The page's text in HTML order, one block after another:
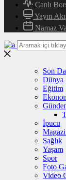
Canlı
Yayın
Namaz
Son
Dünya
Eğitim
İpucu
Sağlık
Yaşam
Spor
Foto
Video